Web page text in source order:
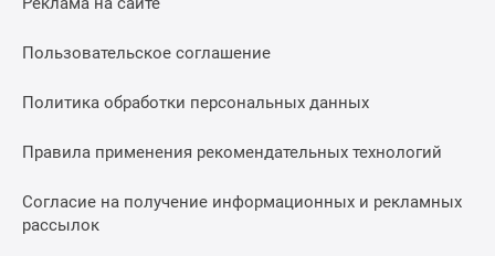
поселки
ипотеку
центры
Траншевая
ипотека
Пользовательское соглашение
Политика обработки персональных данных
Правила применения рекомендательных технологий
Согласие на получение информационных и рекламных
рассылок